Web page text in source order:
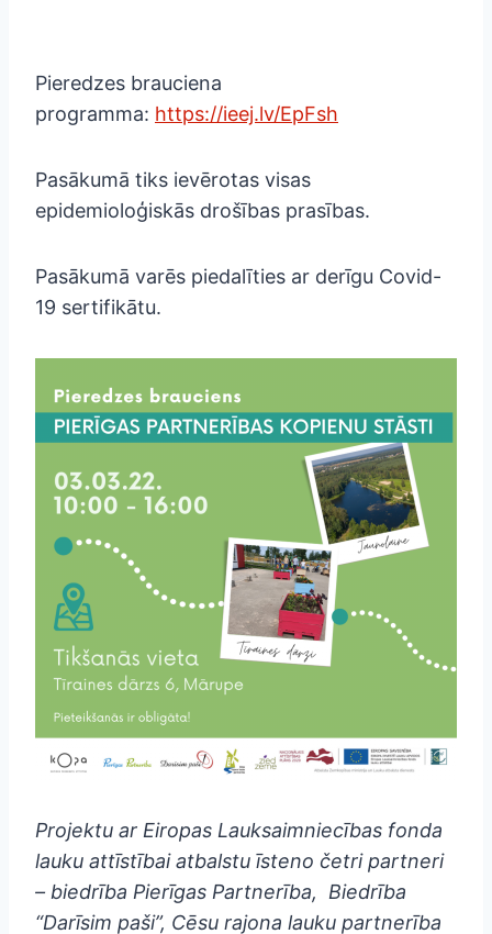
Pieredzes brauciena
programma: https://ieej.lv/EpFsh
Pasākumā tiks ievērotas visas
epidemioloģiskās drošības prasības.
Pasākumā varēs piedalīties ar derīgu Covid-
19 sertifikātu.
Projektu ar Eiropas Lauksaimniecības fonda
lauku attīstībai atbalstu īsteno četri partneri
– biedrība Pierīgas Partnerība, Biedrība
“Darīsim paši”, Cēsu rajona lauku partnerība